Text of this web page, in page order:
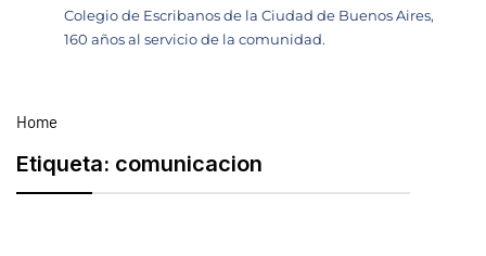
Colegio de Escribanos de la Ciudad de Buenos Aires,
160 años al servicio de la comunidad.
Home
Etiqueta: comunicacion